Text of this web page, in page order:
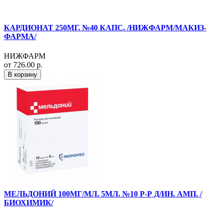
КАРДИОНАТ 250МГ. №40 КАПС. /НИЖФАРМ/МАКИЗ-
ФАРМА/
НИЖФАРМ
от 726.00 р.
В корзину
МЕЛЬДОНИЙ 100МГ/МЛ. 5МЛ. №10 Р-Р Д/ИН. АМП. /
БИОХИМИК/